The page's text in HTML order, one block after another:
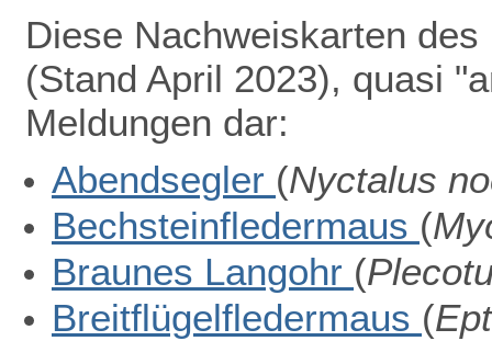
Diese Nachweiskarten
(Stand April 2023), quasi
Meldungen dar:
Abendsegler (Nyctalus
Bechsteinfledermaus (
Braunes Langohr (
Breitflügelfledermaus (